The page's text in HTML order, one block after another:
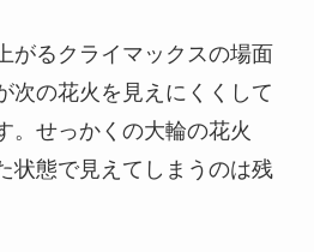
がるクライマックスの場面
次の花火を見えにくくして
。せっかくの大輪の花火
状態で見えてしまうのは残